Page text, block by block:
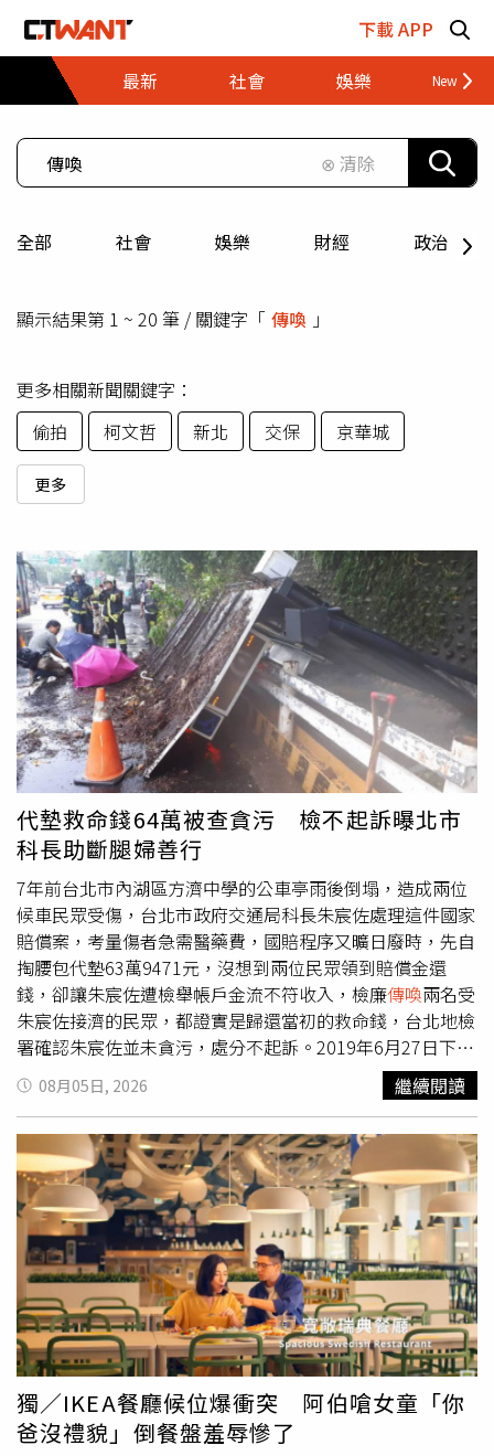
下載 APP
最新
社會 娛樂 財經
⊗ 清除
全部 社會 娛樂 財經 政治
顯示結果第 1 ~ 20 筆 / 關鍵字「 傳喚 」
更多相關新聞關鍵字：
偷拍
柯文哲 新北 交保 京華城
更多
代墊救命錢64萬被查貪污 檢不起訴曝北市
科長助斷腿婦善行
7年前台北市內湖區方濟中學的公車亭雨後倒塌，造成兩位
候車民眾受傷，台北市政府交通局科長朱宸佐處理這件國家
賠償案，考量傷者急需醫藥費，國賠程序又曠日廢時，先自
掏腰包代墊63萬9471元，沒想到兩位民眾領到賠償金還
錢，卻讓朱宸佐遭檢舉帳戶金流不符收入，檢廉傳喚兩名受
朱宸佐接濟的民眾，都證實是歸還當初的救命錢，台北地檢
署確認朱宸佐並未貪污，處分不起訴。2019年6月27日下午
2點多，方濟中學外的公車站候車亭因為地基深度只有標準
深度的一半，倒塌壓斷兩名中年婦人的腳，市府協助她們申
請國賠，朱宸佐承辦得知兩名斷腿婦人沒錢治療，先動用交
通局預備金，並以私人存款約64萬補足差額。2020年8月，
兩名婦人分別領取賠償金580萬元和210萬元，依約定償還
朱宸佐代墊款，但到了今年，廉政署接獲檢舉，清查朱宸佐
的金流，懷疑他帳戶內有64萬元來自承辦國賠案所收的賄
款。兩名婦人到案供稱，朱宸佐當年自掏腰包代墊部分醫藥
費，雙方有簽借據為證，北檢因此確定朱宸佐不但沒貪污，
還是熱心行善幫助市民的官員，於今日偵結不起訴。
08月05日, 2026 繼續閱讀
獨／IKEA餐廳候位爆衝突 阿伯嗆女童「你
爸沒禮貌」倒餐盤羞辱慘了